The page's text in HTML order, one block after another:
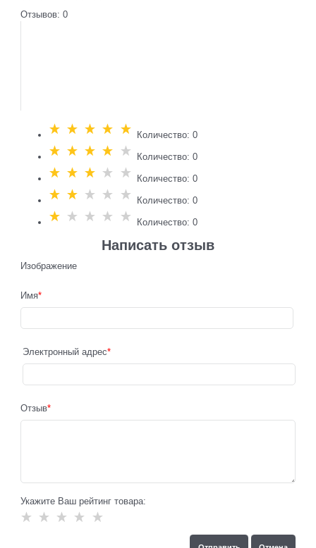
Отзывов: 0
Количество: 0
Количество: 0
Количество: 0
Количество: 0
Количество: 0
Написать отзыв
Изображение
Имя
Электронный адрес
Отзыв
Укажите Ваш рейтинг товара: